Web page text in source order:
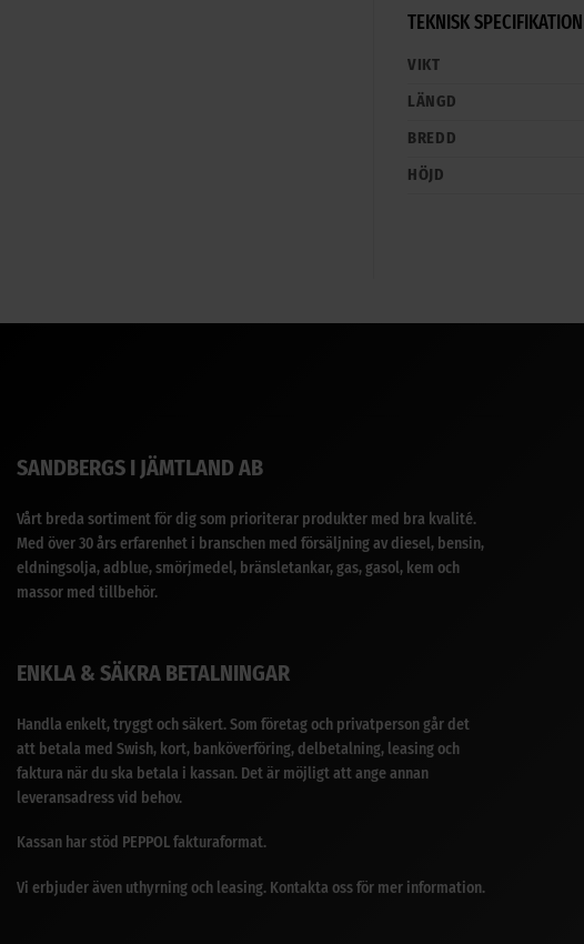
TEKNISK SPECIFIKATION
VIKT
LÄNGD
BREDD
HÖJD
SANDBERGS I JÄMTLAND AB
Vårt breda sortiment för dig som prioriterar produkter med bra kvalité.
Med över 30 års erfarenhet i branschen med försäljning av diesel, bensin,
eldningsolja, adblue, smörjmedel, bränsletankar, gas, gasol, kem och
massor med tillbehör.
ENKLA & SÄKRA BETALNINGAR
Handla enkelt, tryggt och säkert. Som företag och privatperson går det
att betala med Swish, kort, banköverföring, delbetalning, leasing och
faktura när du ska betala i kassan. Det är möjligt att ange annan
leveransadress vid behov.
Kassan har stöd PEPPOL fakturaformat.
Vi erbjuder även uthyrning och leasing. Kontakta oss för mer information.